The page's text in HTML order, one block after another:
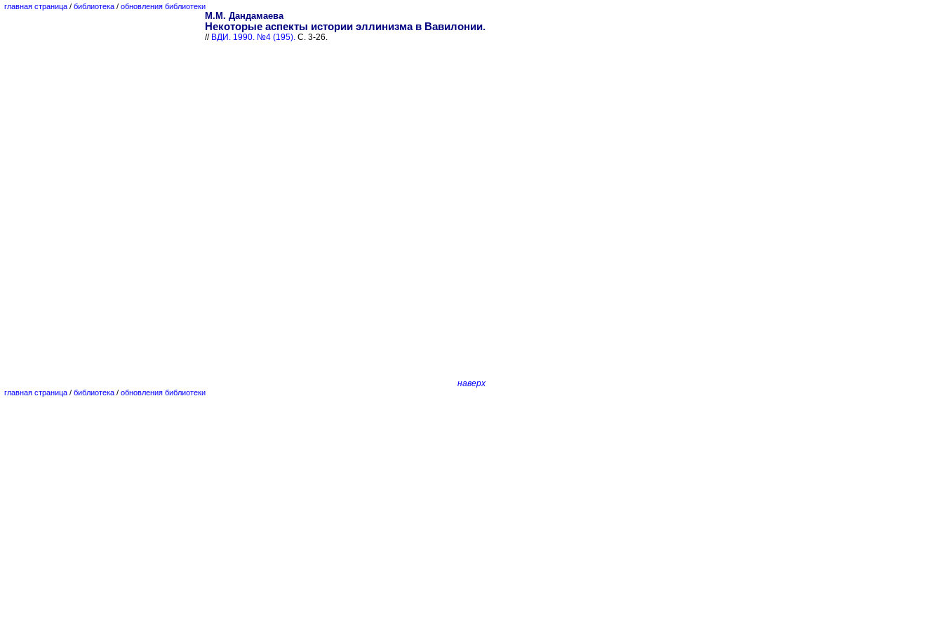
главная страница / библиотека / обновления библиотеки
М.М. Дандамаева
Некоторые аспекты истории эллинизма в Вавилонии.
// ВДИ. 1990. №4 (195). С. 3-26.
наверх
главная страница / библиотека / обновления библиотеки